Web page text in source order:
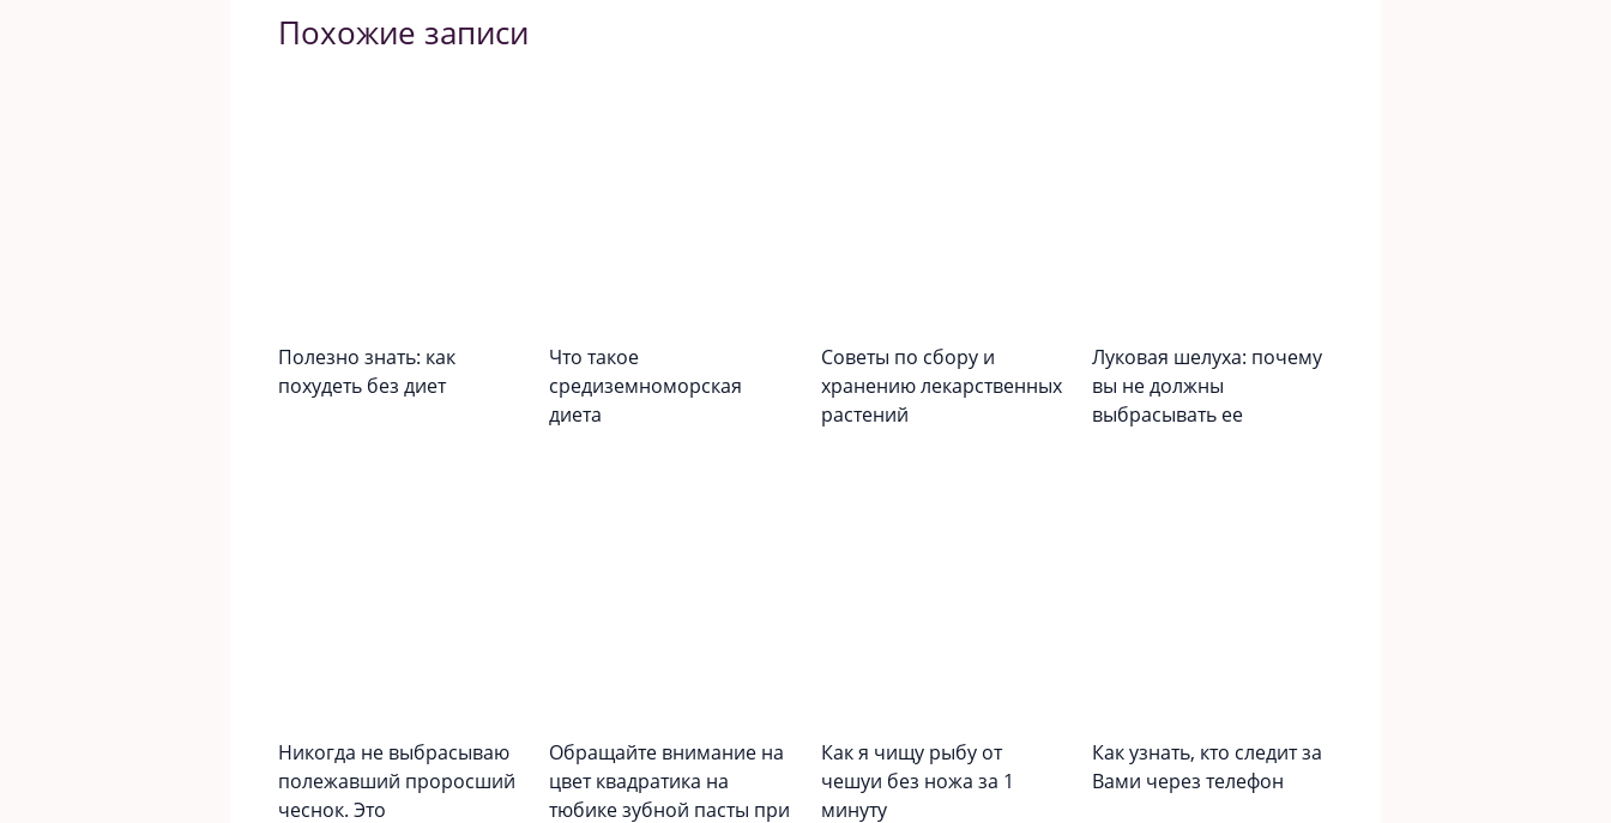
Похожие записи
Полезно знать: как
похудеть без диет
Что такое
средиземноморская
диета
Советы по сбору и
хранению лекарственных
растений
Луковая шелуха: почему
вы не должны
выбрасывать ее
Никогда не выбрасываю
полежавший проросший
чеснок. Это
Обращайте внимание на
цвет квадратика на
тюбике зубной пасты при
Как я чищу рыбу от
чешуи без ножа за 1
минуту
Как узнать, кто следит за
Вами через телефон